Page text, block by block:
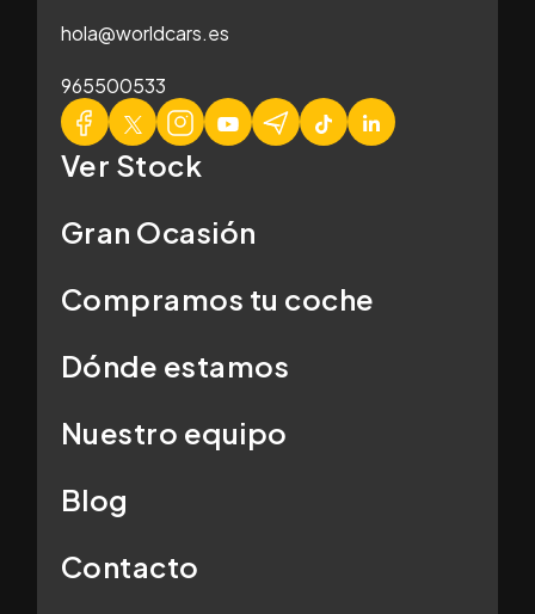
hola@worldcars.es
965500533
Ver Stock
Gran Ocasión
Compramos tu coche
Dónde estamos
Nuestro equipo
Blog
Contacto